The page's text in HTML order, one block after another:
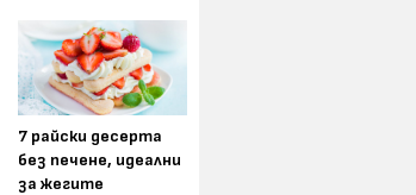
7 райски десерта
без печене, идеални
за жегите